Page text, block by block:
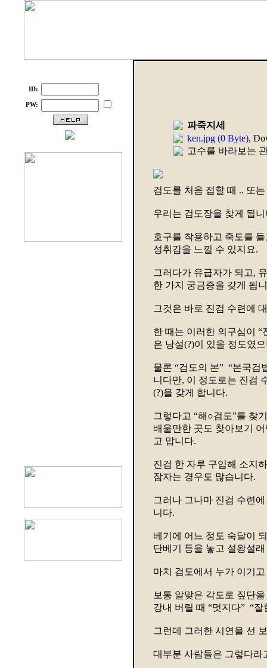
ID:
PW:
파죽지세
ken.jpg (0 Byte),
고수를 바라보는
검도를 처음 접할 때 .. 또
우리는 검도장을 찾게 됩니
호구를 착용하고 죽도를
성취감을 느낄 수 있지요.
그러다가 유급자가 되고,
한 가지 궁금증을 갖게 됩
그것은 바로 진검 수련에
한 때는 이러한 의구심이
은 낭설(?)이 있을 정도였
물론 “검도의 본” “본국검
니다만, 이 정도로는 진검
(?)을 갖게 합니다.
그렇다고 “해○검도”를 찾
배울만한 곳도 찾아보기
고 맙니다.
진검 한 자루 구입해 소지
잠자는 경우도 많습니다.
그러나 그나마 진검 수련
니다.
베기에 어느 정도 숙달이
단베기 등을 놓고 설왕설
마치 검도에서 누가 이기
보통 알맞은 각도로 짚단
강내 버릴 때 “멋지다” “잘
그런데 그러한 시연을 선
대부분 사람들은 그렇다라